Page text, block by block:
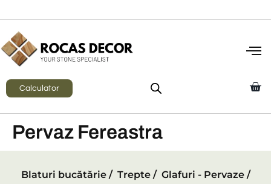
Calculator
Pervaz Fereastra
Blaturi bucătărie / Trepte / Glafuri - Pervaze /